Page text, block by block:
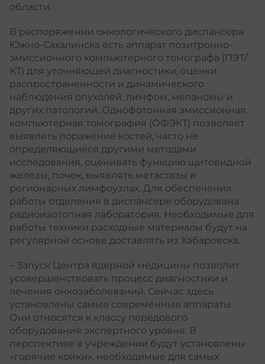
области.
В распоряжении онкологического диспансера
Южно-Сахалинска есть аппарат позитронно-
эмиссионного компьютерного томографа (ПЭТ/
КТ) для уточняющей диагностики, оценки
распространенности и динамического
наблюдения опухолей, лимфом, меланомы и
других патологий. Однофотонная эмиссионная
компьютерная томография (ОФЭКТ) позволяет
выявлять поражение костей, часто не
определяющиеся другими методами
исследования, оценивать функцию щитовидной
железы, почек, выявлять метастазы в
регионарных лимфоузлах. Для обеспечения
работы отделения в диспансере оборудована
радиоизотопная лаборатория. Необходимые для
работы техники расходные материалы будут на
регулярной основе доставлять из Хабаровска.
– Запуск Центра ядерной медицины позволит
усовершенствовать процесс диагностики и
лечения онкозаболеваний. Сейчас здесь
установлены самые современные аппараты.
Они относятся к классу передового
оборудования экспертного уровня. В
перспективе в учреждении будут установлены
«горячие койки», необходимые для самых